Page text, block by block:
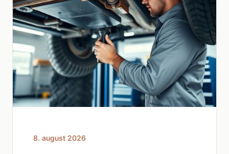
8. august 2026